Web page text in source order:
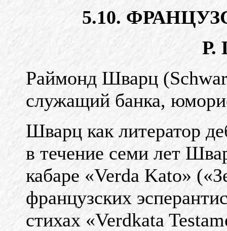
5.10.
Р.
Раймонд Шварц
служащий банка,
Шварц как литератор
в течение семи лет
кабаре «Verda Kato»
французских
стихах «Verdkata